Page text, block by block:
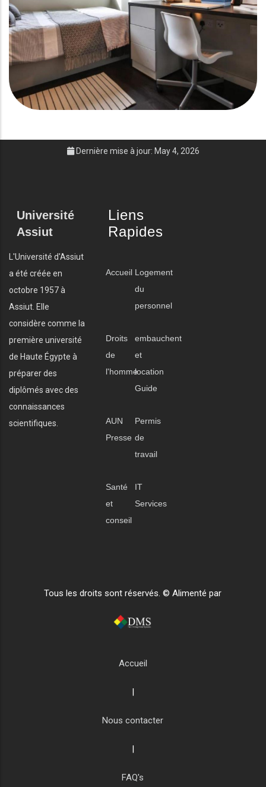
Dernière mise à jour: May 4, 2026
Université
Assiut
L'Université d'Assiut
a été créée en
octobre 1957 à
Assiut. Elle
considère comme la
première université
de Haute Égypte à
préparer des
diplômés avec des
connaissances
scientifiques.
Liens
Rapides
Accueil Logement
du
personnel
Droits
de
l'homme
embauchent
et
location
Guide
AUN
Presse
Permis
de
travail
Santé
et
conseil
IT
Services
Tous les droits sont réservés. © Alimenté par
Accueil
Nous contacter
FAQ's